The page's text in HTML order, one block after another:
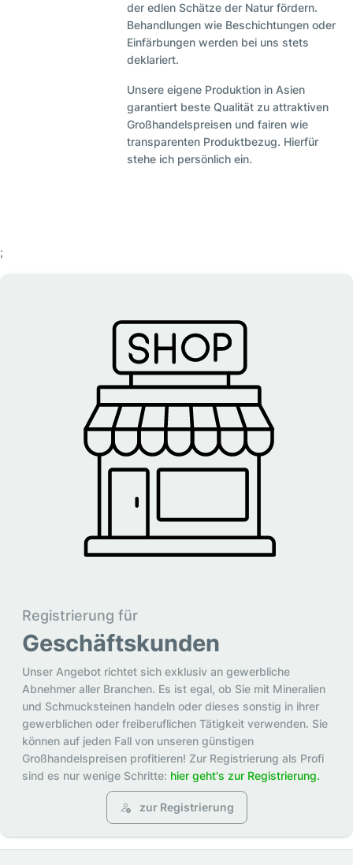
der edlen Schätze der Natur fördern.
Behandlungen wie Beschichtungen oder
Einfärbungen werden bei uns stets
deklariert.
Unsere eigene Produktion in Asien
garantiert beste Qualität zu attraktiven
Großhandelspreisen und fairen wie
transparenten Produktbezug. Hierfür
stehe ich persönlich ein.
;
Registrierung für
Geschäftskunden
Unser Angebot richtet sich exklusiv an gewerbliche
Abnehmer aller Branchen. Es ist egal, ob Sie mit Mineralien
und Schmucksteinen handeln oder dieses sonstig in ihrer
gewerblichen oder freiberuflichen Tätigkeit verwenden. Sie
können auf jeden Fall von unseren günstigen
Großhandelspreisen profitieren! Zur Registrierung als Profi
sind es nur wenige Schritte: hier geht's zur Registrierung.
zur Registrierung